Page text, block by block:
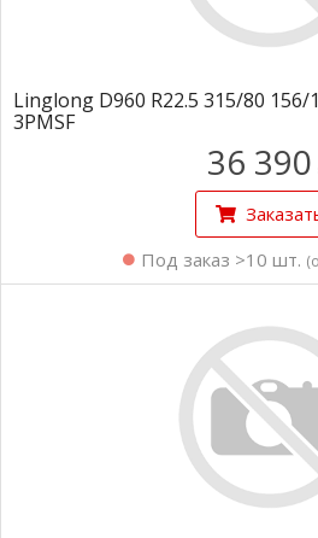
Linglong D960 R22.5 315/80
3PMSF
36 390
Под заказ >10 шт.